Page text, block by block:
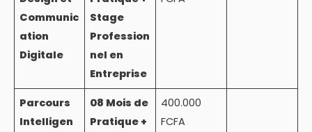
Communic
ation
Digitale
Stage
Profession
nel en
Entreprise
Parcours
Intelligen
08 Mois de
Pratique +
400.000
FCFA